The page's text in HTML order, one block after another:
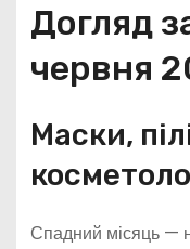
Догляд
червня
Маски,
Спадний місяць —